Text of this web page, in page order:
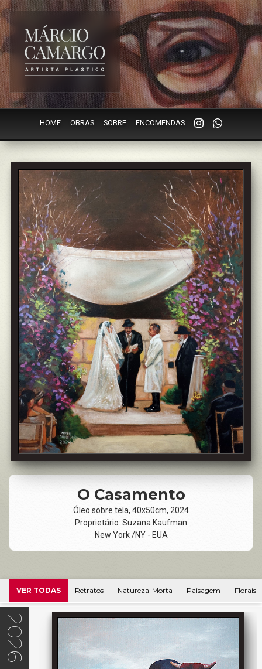
HOME OBRAS SOBRE ENCOMENDAS
O Casamento
Óleo sobre tela, 40x50cm, 2024
Proprietário: Suzana Kaufman
New York /NY - EUA
VER TODAS Retratos Natureza-Morta Paisagem Florais
2026